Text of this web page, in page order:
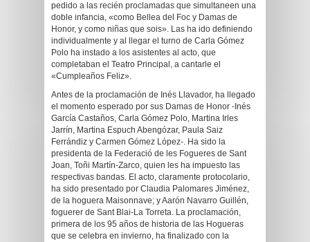
pedido a las recién proclamadas que simultaneen una
doble infancia, «como Bellea del Foc y Damas de
Honor, y como niñas que sois». Las ha ido definiendo
individualmente y al llegar el turno de Carla Gómez
Polo ha instado a los asistentes al acto, que
completaban el Teatro Principal, a cantarle el
«Cumpleaños Feliz».
Antes de la proclamación de Inés Llavador, ha llegado
el momento esperado por sus Damas de Honor -Inés
García Castaños, Carla Gómez Polo, Martina Irles
Jarrín, Martina Espuch Abengózar, Paula Saiz
Ferrándiz y Carmen Gómez López-. Ha sido la
presidenta de la Federació de les Fogueres de Sant
Joan, Toñi Martín-Zarco, quien les ha impuesto las
respectivas bandas. El acto, claramente protocolario,
ha sido presentado por Claudia Palomares Jiménez,
de la hoguera Maisonnave; y Aarón Navarro Guillén,
foguerer de Sant Blai-La Torreta. La proclamación,
primera de los 95 años de historia de las Hogueras
que se celebra en invierno, ha finalizado con la